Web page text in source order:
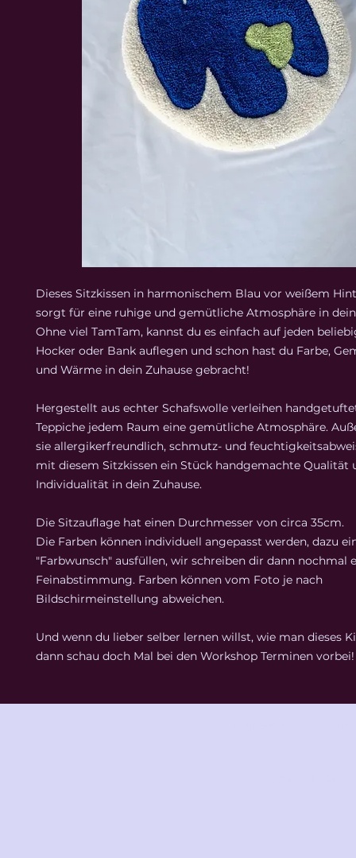
Dieses Sitzkissen in harmonischem Blau vor weißem
sorgt für eine ruhige und gemütliche Atmosphäre in
Ohne viel TamTam, kannst du es einfach auf jeden
Hocker oder Bank auflegen und schon hast du Farbe,
und Wärme in dein Zuhause gebracht!
Hergestellt aus echter Schafswolle verleihen
Teppiche jedem Raum eine gemütliche Atmosphäre.
sie allergikerfreundlich, schmutz- und
mit diesem Sitzkissen ein Stück handgemachte Qualität
Individualität in dein Zuhause.
Die Sitzauflage hat einen Durchmesser von circa 35cm.
Die Farben können individuell angepasst werden, dazu
"Farbwunsch" ausfüllen, wir schreiben dir dann nochmal
Feinabstimmung. Farben können vom Foto je nach
Bildschirmeinstellung abweichen.
Und wenn du lieber selber lernen willst, wie man dieses
dann schau doch Mal bei den Workshop Terminen vorbei!